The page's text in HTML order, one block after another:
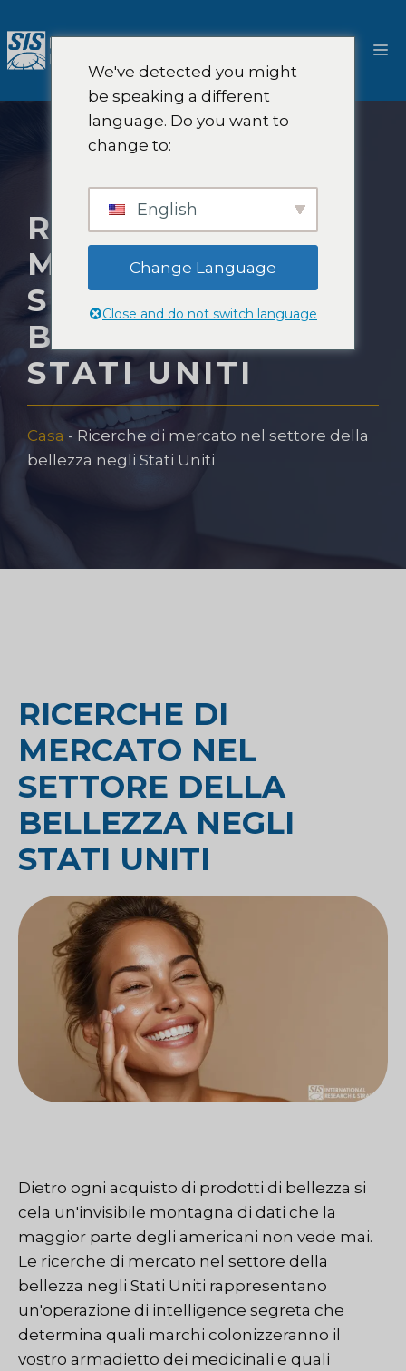
al
contenuto
RICERCHE DI
MERCATO NEL
SETTORE DELLA
BELLEZZA NEGLI
STATI UNITI
Casa - Ricerche di mercato nel settore della
bellezza negli Stati Uniti
RICERCHE DI
MERCATO NEL
SETTORE DELLA
BELLEZZA NEGLI
STATI UNITI
Dietro ogni acquisto di prodotti di bellezza si
cela un'invisibile montagna di dati che la
maggior parte degli americani non vede mai.
Le ricerche di mercato nel settore della
bellezza negli Stati Uniti rappresentano
un'operazione di intelligence segreta che
determina quali marchi colonizzeranno il
vostro armadietto dei medicinali e quali
We've detected you might
be speaking a different
language. Do you want to
change to:
English
Change Language
Close and do not switch language